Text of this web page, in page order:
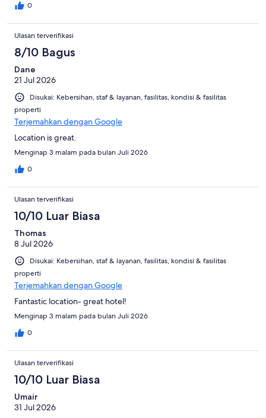
0
Ulasan terverifikasi
8/10 Bagus
Dane
21 Jul 2026
Disukai: Kebersihan, staf & layanan, fasilitas, kondisi & fasilitas
properti
Terjemahkan dengan Google
Location is great.
Menginap 3 malam pada bulan Juli 2026
0
Ulasan terverifikasi
10/10 Luar Biasa
Thomas
8 Jul 2026
Disukai: Kebersihan, staf & layanan, fasilitas, kondisi & fasilitas
properti
Terjemahkan dengan Google
Fantastic location- great hotel!
Menginap 3 malam pada bulan Juli 2026
0
Ulasan terverifikasi
10/10 Luar Biasa
Umair
31 Jul 2026